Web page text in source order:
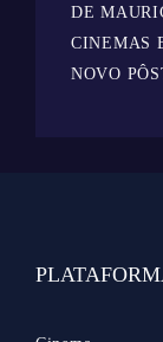
DE
CINEMAS
NOVO